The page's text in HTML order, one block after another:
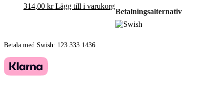
314,00 kr Lägg till i varukorg
Betalningsalternativ
Betala med Swish: 123 333 1436